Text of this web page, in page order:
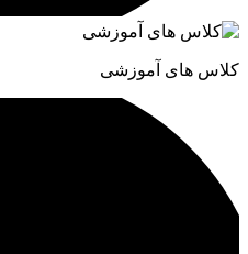
کلاس های آموزشی